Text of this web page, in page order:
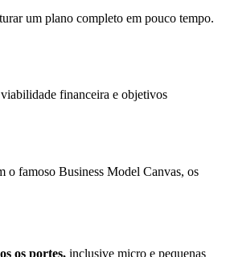
um plano completo em pouco tempo.
viabilidade financeira e objetivos
o famoso Business Model Canvas, os
os portes, inclusive micro e pequenas